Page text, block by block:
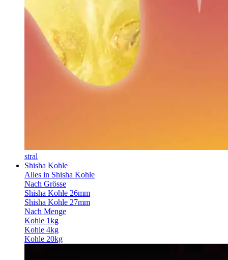
stral
Shisha Kohle
Alles in Shisha Kohle
Nach Grösse
Shisha Kohle 26mm
Shisha Kohle 27mm
Nach Menge
Kohle 1kg
Kohle 4kg
Kohle 20kg